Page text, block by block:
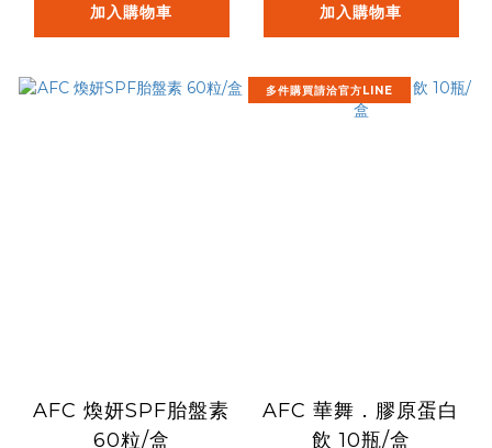
加入購物車 加入購物車
AFC 煥妍SPF胎盤素
60粒/盒
多件購買請洽官方LINE
AFC 華舞．膠原蛋白
飲 10瓶/盒